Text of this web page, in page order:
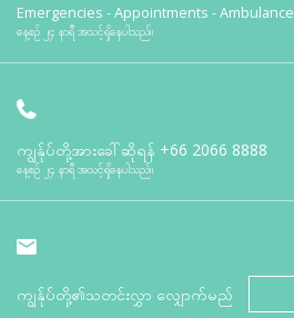
Emergencies - Appointments - Ambulance
နေ့စဉ် ၂၄ နာရီ အသင့်ရှိနေပါသည်။
ကျွန်ုပ်တို့အားခေါ်ဆိုရန် +66 2066 8888
နေ့စဉ် ၂၄ နာရီ အသင့်ရှိနေပါသည်။
ကျွန်ုပ်တို့၏သတင်းလွှာ လျှောက်မည်